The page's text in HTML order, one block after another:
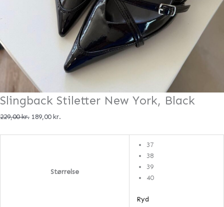
Slingback Stiletter New York, Black
229,00kr. 189,00kr.
Størrelse
37
38
39
40
Ryd